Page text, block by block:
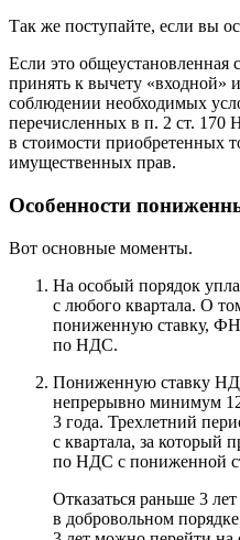
Так же поступайте, если вы
Если это общеустановленная
принять к вычету
соблюдении необходимых
перечисленных в п. 2 ст.
в стоимости приобретенных
имущественных прав.
Особенности
Вот основные моменты.
На особый порядок
с любого квартала. О
пониженную ставку,
по НДС.
Пониженную ставку
непрерывно минимум 12
3 года. Трехлетний
с квартала, за который
по НДС с пониженной
Отказаться раньше 3
в добровольном